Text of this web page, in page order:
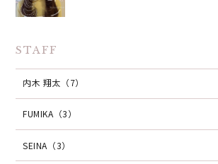
STAFF
内木 翔太（7）
FUMIKA（3）
SEINA（3）